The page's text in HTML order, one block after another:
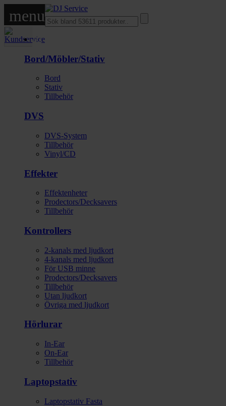
menu
DJ
Bord/Möbler/Stativ
Bord
Stativ
Tillbehör
DVS
DVS-System
Tillbehör
Vinyl/CD
Effekter
Effektenheter
Prodectors/Decksavers
Tillbehör
Kontrollers
2-kanals med ljudkort
4-kanals med ljudkort
För USB minne
Prodectors/Decksavers
Tillbehör
Utan ljudkort
Övriga med ljudkort
Hörlurar
In-Ear
On-Ear
Tillbehör
Laptopstativ
Laptopstativ Fasta